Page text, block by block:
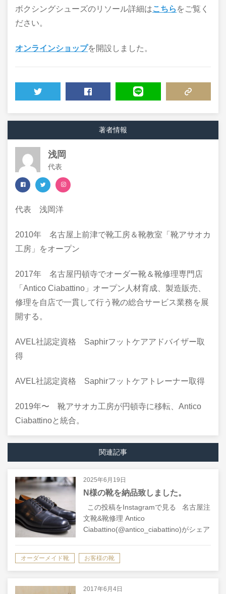
ボクシングシューズのリソール詳細はこちら をご覧く
ださい。
オンラインショップを開設しました。
著者情報
浅岡
代表
代表 浅岡洋
​2010年 名古屋上前津で靴工房＆靴教室「靴アサオカ
工房」をオープン
2017年 名古屋円頓寺でオーダー靴＆靴修理専門店
「Antico Ciabattino」オープン人材育成、製造販売、
修理を自店で一貫して行う靴の総合サービス業務を展
開する。
AVEL社認定資格 Saphirフットケアアドバイザー取
得
AVEL社認定資格 Saphirフットケアトレーナー取得
2019年〜 靴アサオカ工房が円頓寺に移転、Antico
Ciabattinoと統合。
関連記事
2025年6月19日
N様の靴を納品致しました。
この投稿をInstagramで見る 名古屋注
文靴&靴修理 Antico
Ciabattino(@antico_ciabattino)がシェア
オーダーメイド靴 お客様の靴
2017年6月4日